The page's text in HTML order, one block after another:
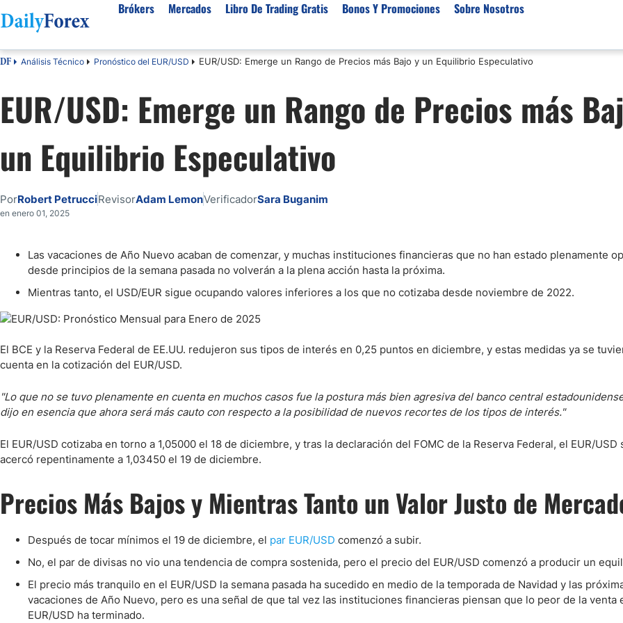
Brókers
España
Argentina
Rep. Dominicana
Mexico
Costa Rica
Guatemala
Cuba
El Salvador
Ecuador
Peru
Latinoamérica
Bolivia
Nicaragua
Estados Unidos
Brokers Regulados
Brokers Para Scalping
Broker Oro
Brokers de Trading Automático
Brokers por Categoría
Lista de Mejores Prop
Empresas de Fondeo en
Mercados
Divisas
EUR/USD
USD/COP
USD/PEN
Todas las Divisas
Materias Primas
Oro (XAU/USD)
Plata (XAG/USD)
Petróleo WTI
Todas las Materias Primas
IBEX 35
Todos los índices
Nvidia (NVDA)
Mercado Libre (MELI)
Análisis Forex
Señales Forex Gratis
Libro De Trading Gratis Bonos Y Promociones Sobre Nosotros
Sobre Nosotros
Política editorial
Cómo generamos ingresos
Nuestra metodología
Por qué confiar en nosotros
DF Análisis Técnico Pronóstico del EUR/USD EUR/USD: Emerge un Rango de Precios más Bajo y un Equilibrio Especulativo
EUR/USD: Emerge un Rango de Precios más
un Equilibrio Especulativo
PorRobert PetrucciRevisorAdam LemonVerificadorSara Buganim
en enero 01, 2025
Las vacaciones de Año Nuevo acaban de comenzar, y muchas instituciones financieras que no han estado plenamente
desde principios de la semana pasada no volverán a la plena acción hasta la próxima.
Mientras tanto, el USD/EUR sigue ocupando valores inferiores a los que no cotizaba desde noviembre de 2022.
El BCE y la Reserva Federal de EE.UU. redujeron sus tipos de interés en 0,25 puntos en diciembre, y estas medidas ya se
cuenta en la cotización del EUR/USD.
"Lo que no se tuvo plenamente en cuenta en muchos casos fue la postura más bien agresiva del banco central
dijo en esencia que ahora será más cauto con respecto a la posibilidad de nuevos recortes de los tipos de interés."
El EUR/USD cotizaba en torno a 1,05000 el 18 de diciembre, y tras la declaración del FOMC de la Reserva Federal, el EUR/USD
acercó repentinamente a 1,03450 el 19 de diciembre.
Precios Más Bajos y Mientras Tanto un Valor Justo de
Después de tocar mínimos el 19 de diciembre, el par EUR/USD comenzó a subir.
No, el par de divisas no vio una tendencia de compra sostenida, pero el precio del EUR/USD comenzó a producir un
El precio más tranquilo en el EUR/USD la semana pasada ha sucedido en medio de la temporada de Navidad y las
vacaciones de Año Nuevo, pero es una señal de que tal vez las instituciones financieras piensan que lo peor de la venta
EUR/USD ha terminado.